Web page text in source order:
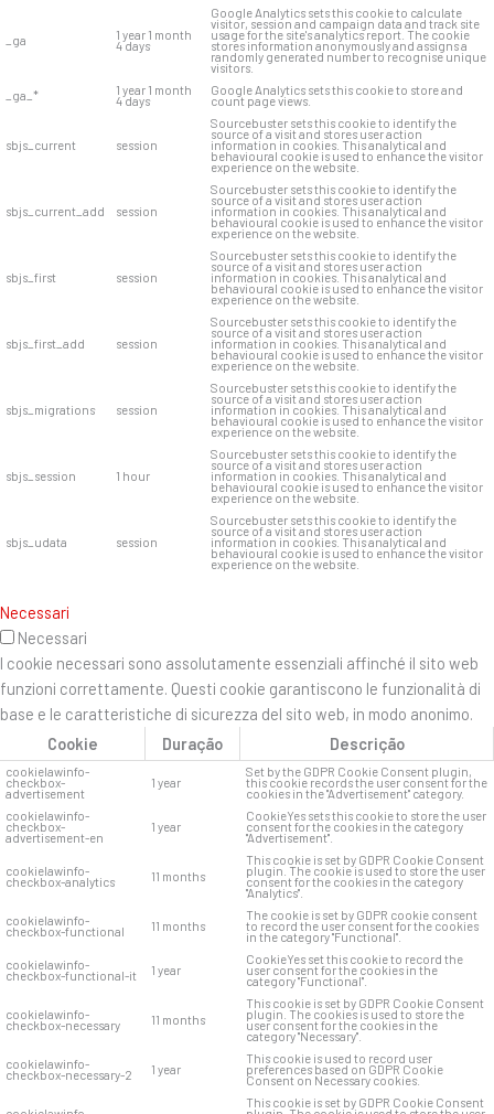
_ga 1 year 1 month
4 days
Google Analytics sets this cookie to calculate
visitor, session and campaign data and track site
usage for the site's analytics report. The cookie
stores information anonymously and assigns a
randomly generated number to recognise unique
visitors.
_ga_*
1 year 1 month
4 days
Google Analytics sets this cookie to store and
count page views.
sbjs_current session
Sourcebuster sets this cookie to identify the
source of a visit and stores user action
information in cookies. This analytical and
behavioural cookie is used to enhance the visitor
experience on the website.
sbjs_current_add session
Sourcebuster sets this cookie to identify the
source of a visit and stores user action
information in cookies. This analytical and
behavioural cookie is used to enhance the visitor
experience on the website.
sbjs_first session
Sourcebuster sets this cookie to identify the
source of a visit and stores user action
information in cookies. This analytical and
behavioural cookie is used to enhance the visitor
experience on the website.
sbjs_first_add session
Sourcebuster sets this cookie to identify the
source of a visit and stores user action
information in cookies. This analytical and
behavioural cookie is used to enhance the visitor
experience on the website.
sbjs_migrations session
Sourcebuster sets this cookie to identify the
source of a visit and stores user action
information in cookies. This analytical and
behavioural cookie is used to enhance the visitor
experience on the website.
sbjs_session 1 hour
Sourcebuster sets this cookie to identify the
source of a visit and stores user action
information in cookies. This analytical and
behavioural cookie is used to enhance the visitor
experience on the website.
sbjs_udata session
Sourcebuster sets this cookie to identify the
source of a visit and stores user action
information in cookies. This analytical and
behavioural cookie is used to enhance the visitor
experience on the website.
Necessari
Necessari
I cookie necessari sono assolutamente essenziali affinché il sito web
funzioni correttamente. Questi cookie garantiscono le funzionalità di
base e le caratteristiche di sicurezza del sito web, in modo anonimo.
Cookie
Duração Descrição
cookielawinfo-
checkbox-
advertisement
1 year
Set by the GDPR Cookie Consent plugin,
this cookie records the user consent for the
cookies in the "Advertisement" category.
cookielawinfo-
checkbox-
advertisement-en
1 year
CookieYes sets this cookie to store the user
consent for the cookies in the category
"Advertisement".
cookielawinfo-
checkbox-analytics 11 months
This cookie is set by GDPR Cookie Consent
plugin. The cookie is used to store the user
consent for the cookies in the category
"Analytics".
cookielawinfo-
checkbox-functional 11 months
The cookie is set by GDPR cookie consent
to record the user consent for the cookies
in the category "Functional".
cookielawinfo-
checkbox-functional-it 1 year
CookieYes set this cookie to record the
user consent for the cookies in the
category "Functional".
cookielawinfo-
checkbox-necessary 11 months
This cookie is set by GDPR Cookie Consent
plugin. The cookies is used to store the
user consent for the cookies in the
category "Necessary".
cookielawinfo-
checkbox-necessary-2 1 year
This cookie is used to record user
preferences based on GDPR Cookie
Consent on Necessary cookies.
This cookie is set by GDPR Cookie Consent